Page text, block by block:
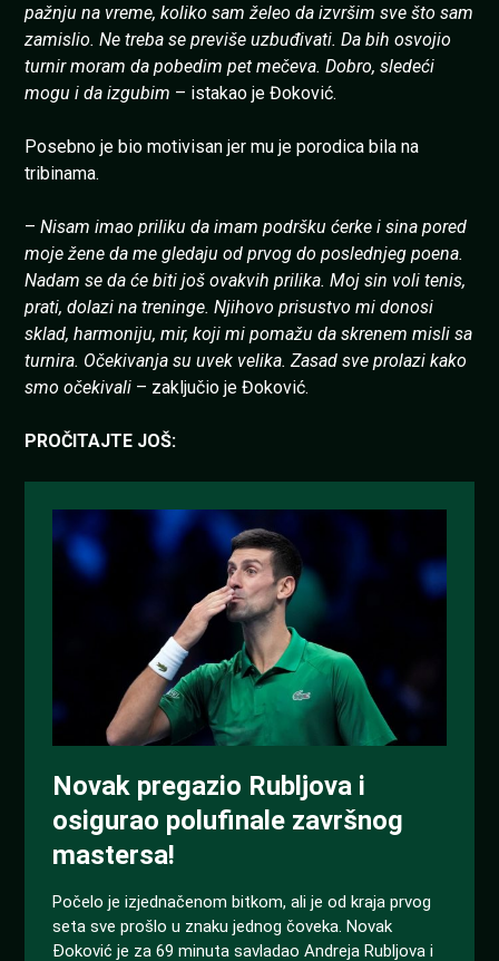
pažnju na vreme, koliko sam želeo da izvršim sve što sam
zamislio. Ne treba se previše uzbuđivati. Da bih osvojio
turnir moram da pobedim pet mečeva. Dobro, sledeći
mogu i da izgubim – istakao je Đoković.
Posebno je bio motivisan jer mu je porodica bila na
tribinama.
– Nisam imao priliku da imam podršku ćerke i sina pored
moje žene da me gledaju od prvog do poslednjeg poena.
Nadam se da će biti još ovakvih prilika. Moj sin voli tenis,
prati, dolazi na treninge. Njihovo prisustvo mi donosi
sklad, harmoniju, mir, koji mi pomažu da skrenem misli sa
turnira. Očekivanja su uvek velika. Zasad sve prolazi kako
smo očekivali – zaključio je Đoković.
PROČITAJTE JOŠ: